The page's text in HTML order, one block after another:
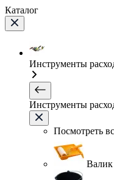
Каталог
Инструменты
Инструменты
Посмотреть